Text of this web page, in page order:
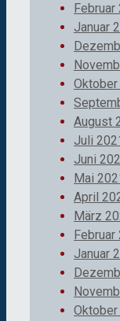
Februar
Januar
Oktober
August
Juli
Juni
Mai
April
März
Februar
Januar